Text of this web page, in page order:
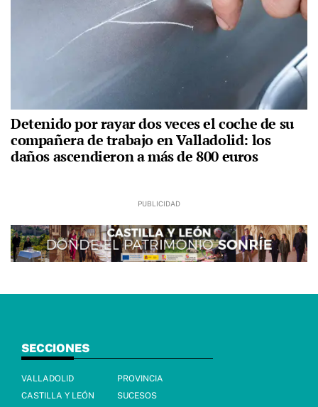
Detenido por rayar dos veces el coche de su
compañera de trabajo en Valladolid: los
daños ascendieron a más de 800 euros
SECCIONES
VALLADOLID
PROVINCIA
CASTILLA Y LEÓN
SUCESOS